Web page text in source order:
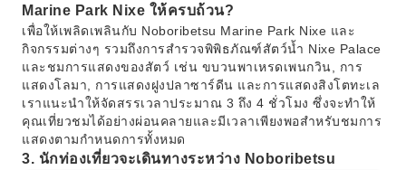
Marine Park Nixe ให้ครบถ้วน?
เพื่อให้เพลิดเพลินกับ Noboribetsu Marine Park Nixe และ
กิจกรรมต่างๆ รวมถึงการสำรวจพิพิธภัณฑ์สัตว์น้ำ Nixe Palace
และชมการแสดงของสัตว์ เช่น ขบวนพาเหรดเพนกวิน, การ
แสดงโลมา, การแสดงฝูงปลาซาร์ดีน และการแสดงสิงโตทะเล
เราแนะนำให้จัดสรรเวลาประมาณ 3 ถึง 4 ชั่วโมง ซึ่งจะทำให้
คุณเที่ยวชมได้อย่างผ่อนคลายและมีเวลาเพียงพอสำหรับชมการ
แสดงตามกำหนดการทั้งหมด
3. นักท่องเที่ยวจะเดินทางระหว่าง Noboribetsu